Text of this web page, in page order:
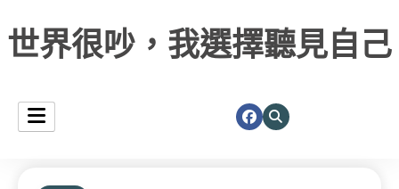
世界很吵，我選擇聽見自己